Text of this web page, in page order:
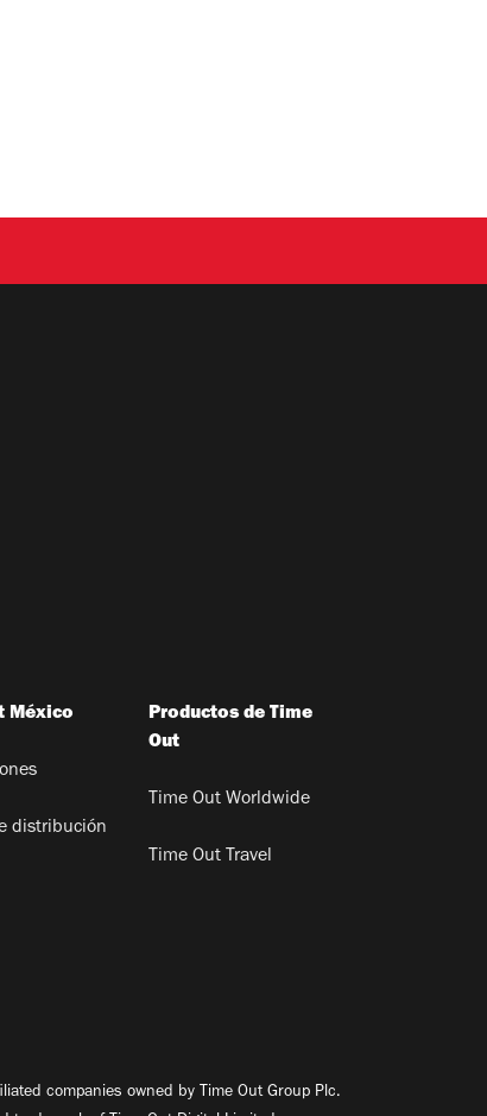
México
distribución
Productos de Time
Out
Time Out Worldwide
Time Out Travel
companies owned by Time Out Group Plc.